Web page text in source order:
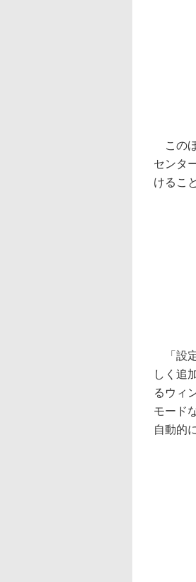
この
センタ
けるこ
「設
しく追
るウィ
モード
自動的